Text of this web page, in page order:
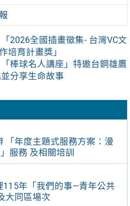
「年度主題式服務方案：漫
服務 及相關培訓
115年「我們的事—青年公共
大同區場次
「2026全國插畫徵集- 台灣VC文
培育計畫獎」
「棒球名人講座」特邀台鋼雄鷹
分享生命故事